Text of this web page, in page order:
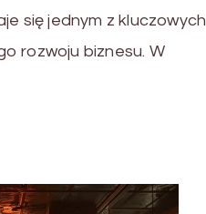
się jednym z kluczowych
rozwoju biznesu. W